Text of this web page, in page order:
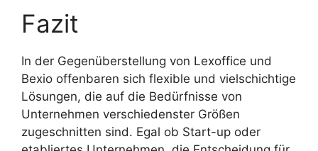
Fazit
In der Gegenüberstellung von Lexoffice und
Bexio offenbaren sich flexible und vielschichtige
Lösungen, die auf die Bedürfnisse von
Unternehmen verschiedenster Größen
zugeschnitten sind. Egal ob Start-up oder